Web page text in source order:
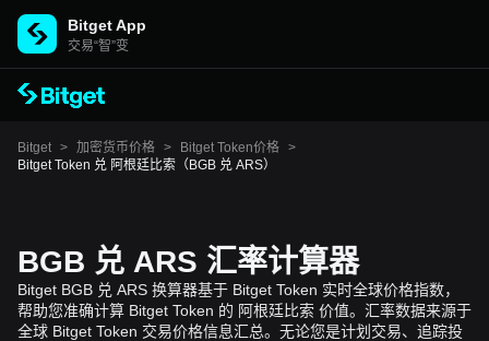
Bitget App
交易“智”变
Bitget > 加密货币价格 > Bitget Token价格 >
Bitget Token 兑 阿根廷比索（BGB 兑 ARS）
BGB 兑 ARS 汇率计算器
Bitget BGB 兑 ARS 换算器基于 Bitget Token 实时全球价格指数，
帮助您准确计算 Bitget Token 的 阿根廷比索 价值。汇率数据来源于
全球 Bitget Token 交易价格信息汇总。无论您是计划交易、追踪投